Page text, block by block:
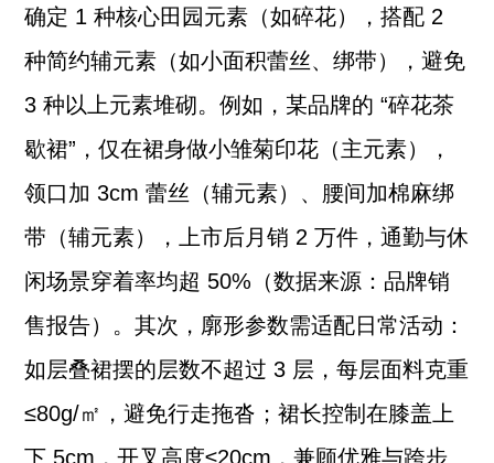
确定 1 种核心田园元素（如碎花），搭配 2
种简约辅元素（如小面积蕾丝、绑带），避免
3 种以上元素堆砌。例如，某品牌的 “碎花茶
歇裙”，仅在裙身做小雏菊印花（主元素），
领口加 3cm 蕾丝（辅元素）、腰间加棉麻绑
带（辅元素），上市后月销 2 万件，通勤与休
闲场景穿着率均超 50%（数据来源：品牌销
售报告）。其次，廓形参数需适配日常活动：
如层叠裙摆的层数不超过 3 层，每层面料克重
≤80g/㎡，避免行走拖沓；裙长控制在膝盖上
下 5cm，开叉高度≤20cm，兼顾优雅与跨步